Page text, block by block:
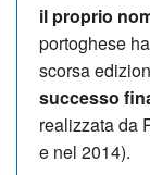
il proprio
portoghese
scorsa
successo
realizzata da
e nel 2014).